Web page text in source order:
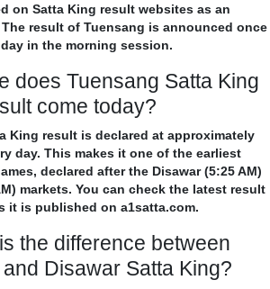
on Satta King result websites as an
result of Tuensang is announced once
in the morning session.
does Tuensang Satta King
come today?
King result is declared at approximately
day. This makes it one of the earliest
declared after the Disawar (5:25 AM)
markets. You can check the latest result
it is published on a1satta.com.
the difference between
Disawar Satta King?